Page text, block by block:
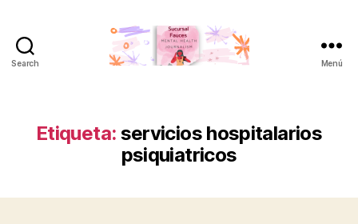
Search Menú
Etiqueta: servicios hospitalarios
psiquiatricos